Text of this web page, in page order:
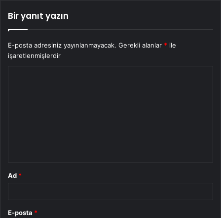
Bir yanıt yazın
E-posta adresiniz yayınlanmayacak. Gerekli alanlar * ile
işaretlenmişlerdir
Ad *
E-posta *